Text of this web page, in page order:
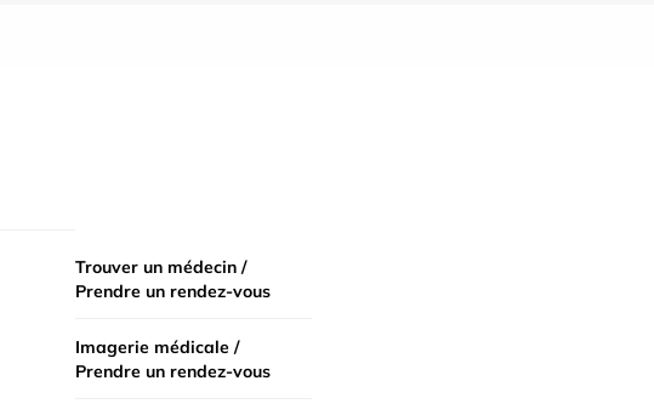
Trouver un médecin /
Prendre un rendez-vous
Imagerie médicale /
Prendre un rendez-vous